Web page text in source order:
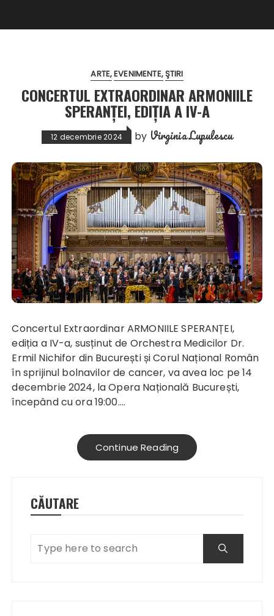
ARTE EVENIMENTE ŞTIRI
CONCERTUL EXTRAORDINAR ARMONIILE
SPERANȚEI, EDIȚIA A IV-A
12 decembrie 2024 by Virginia Lupulescu
Concertul Extraordinar ARMONIILE SPERANȚEI,
ediția a IV-a, susținut de Orchestra Medicilor Dr.
Ermil Nichifor din București și Corul Național Român
în sprijinul bolnavilor de cancer, va avea loc pe 14
decembrie 2024, la Opera Națională București,
începând cu ora 19:00.…
Continue Reading
CĂUTARE